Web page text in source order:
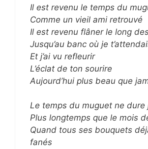
Il est revenu le temps du
Comme un vieil ami retrouvé
Il est revenu flâner le long
Jusqu’au banc où je
Et j’ai vu refleurir
L’éclat de ton sourire
Aujourd’hui plus beau que
Le temps du muguet ne dure
Plus longtemps que le mois
Quand tous ses bouquets
fanés